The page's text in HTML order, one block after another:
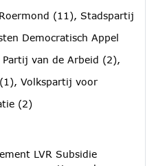
(11), Stadspartij
Democratisch Appel
van de Arbeid (2),
Volkspartij voor
(2)
LVR Subsidie